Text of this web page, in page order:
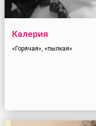
Калерия
«Горячая», «пылкая»